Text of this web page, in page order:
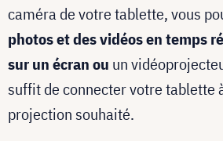
caméra de votre tablette, vous
photos et des vidéos en temps
sur un écran ou un
suffit de connecter votre tablette
projection souhaité.